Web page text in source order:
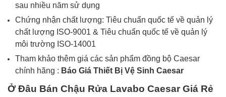
sau nhiều năm sử dụng
Chứng nhận chất lượng: Tiêu chuẩn quốc tế về quản lý
chất lượng ISO-9001 & Tiêu chuẩn quốc tế về quản lý
môi trường ISO-14001
Tham khảo thêm giá các sản phẩm đồng bộ Caesar
chính hãng : Báo Giá Thiết Bị Vệ Sinh Caesar
Ở Đâu Bán Chậu Rửa Lavabo Caesar Giá Rẻ